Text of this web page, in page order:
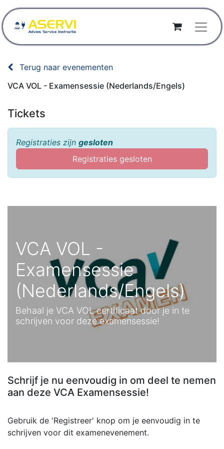
Terug naar evenementen
VCA VOL - Examensessie (Nederlands/Engels)
Tickets
Registraties zijn gesloten
Registraties gesloten
VCA VOL -
Examensessie
(Nederlands/Engels)
Behaal je VCA VOL certificaat door je in te
schrijven voor deze examensessie!
Schrijf je nu eenvoudig in om deel te nemen
aan deze VCA Examensessie!
Gebruik de 'Registreer' knop om je eenvoudig in te
schrijven voor dit examenevenement.